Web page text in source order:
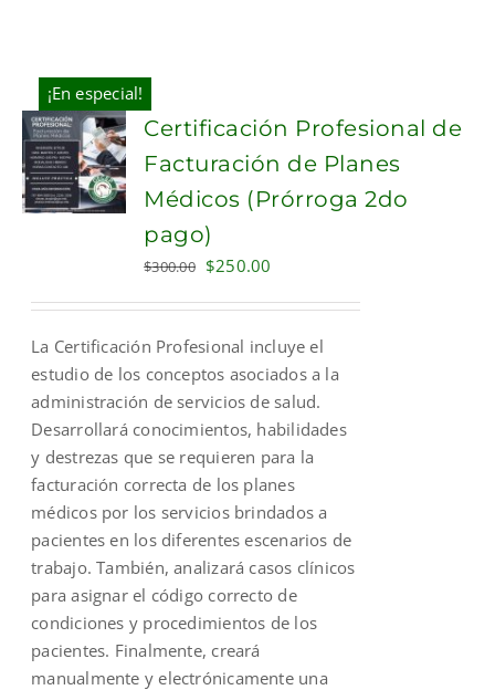
¡En especial!
ADD TO
Certificación Profesional de
Facturación de Planes
Médicos (Prórroga 2do
pago)
$300.00 Original
$300.00.
$250.00
$250.00.
La Certificación Profesional incluye el
estudio de los conceptos asociados a la
administración de servicios de salud.
Desarrollará conocimientos, habilidades
y destrezas que se requieren para la
facturación correcta de los planes
médicos por los servicios brindados a
pacientes en los diferentes escenarios de
trabajo. También, analizará casos clínicos
para asignar el código correcto de
condiciones y procedimientos de los
pacientes. Finalmente, creará
manualmente y electrónicamente una